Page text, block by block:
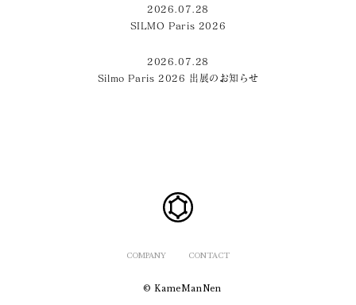
2026.07.28
SILMO Paris 2026
2026.07.28
Silmo Paris 2026 出展のお知らせ
COMPANY CONTACT
© KameManNen